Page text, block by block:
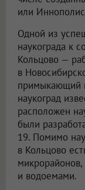
или
Одной из
наукограда к
Кольцово —
в
примыкающий
наукоград
расположен
были
19. Помимо
в Кольцово
и водоемами.